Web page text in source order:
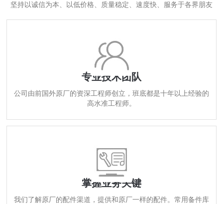
坚持以诚信为本、以低价格、质量稳定、速度快、服务于各界朋友
专业技术团队
公司由前国外原厂的资深工程师创立，班底都是十年以上经验的
高水准工程师。
掌握业务关键
我们了解原厂的配件渠道，提供和原厂一样的配件。常用备件库